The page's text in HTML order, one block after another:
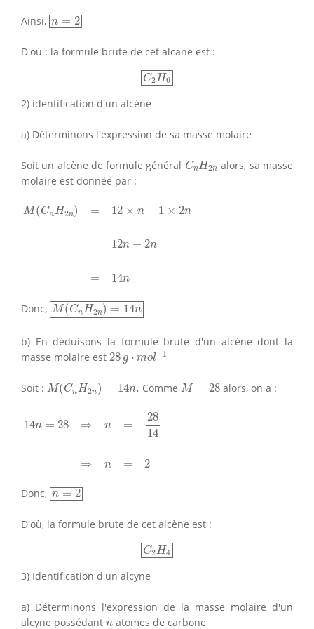
Ainsi, n = 2
n=2
D'où : la formule brute de cet alcane est :
C2H6
C2H6
2) identification d'un alcène
a) Déterminons l'expression de sa masse molaire
Soit un alcène de formule général CnH2n
Cn H2 nalors, sa masse
molaire est donnée par :
M(CnH2n) = 12 × n + 1 × 2n
= 12n + 2n
= 14n
M(Cn H2 )= +1 ×2n = 12 n +2n
Donc, M(CnH2n) = 14n
M(CnH2n)=14n
b) En déduisons la formule brute d'un alcène dont la
masse molaire est 28 g ⋅ mol−1
28g⋅mol−1
Soit : M(CnH2n) = 14n.
M(Cn H2 n) 14 n. CommeM = 28
M= 28 alors, on a :
14n = 28 ⇒ n =
28
14
⇒ n = 2
Donc, n = 2
n=2
D'où, la formule brute de cet alcène est :
C2H4
C2H4
3) Identification d'un alcyne
a) Déterminons l'expression de la masse molaire d'un
alcyne possédant n
n atomes de carbone